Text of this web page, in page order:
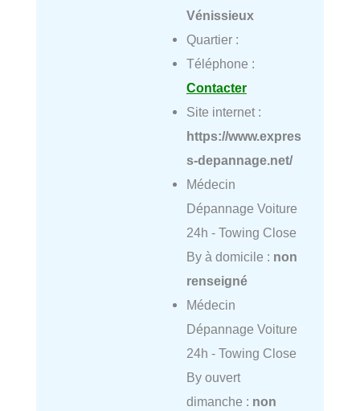
Vénissieux
Quartier :
Téléphone :
Contacter
Site internet :
https://www.expres
s-depannage.net/
Médecin
Dépannage Voiture
24h - Towing Close
By à domicile : non
renseigné
Médecin
Dépannage Voiture
24h - Towing Close
By ouvert
dimanche : non